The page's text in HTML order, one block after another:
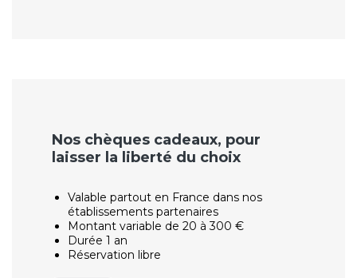
Nos chèques cadeaux, pour
laisser la liberté du choix
Valable partout en France dans nos
établissements partenaires
Montant variable de 20 à 300 €
Durée 1 an
Réservation libre